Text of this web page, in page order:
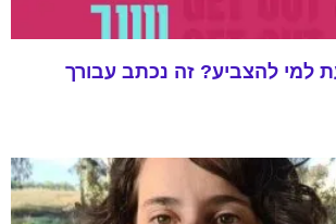
למי להצביע? זה נכתב עבורך